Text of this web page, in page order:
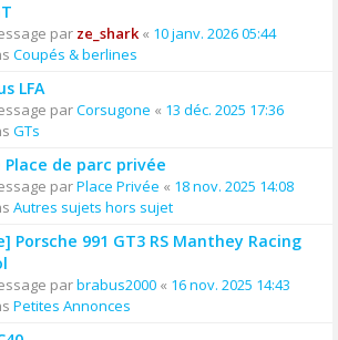
par ze_shark« 10 janv. 2026 05:44
Coupés & berlines
LFA
parCorsugone « 13 déc. 2025 17:36
GTs
Place de parc privée
parPlace Privée « 18 nov. 2025 14:08
Autres sujets hors sujet
Porsche 991 GT3 RS Manthey Racing
parbrabus2000 « 16 nov. 2025 14:43
Petites Annonces